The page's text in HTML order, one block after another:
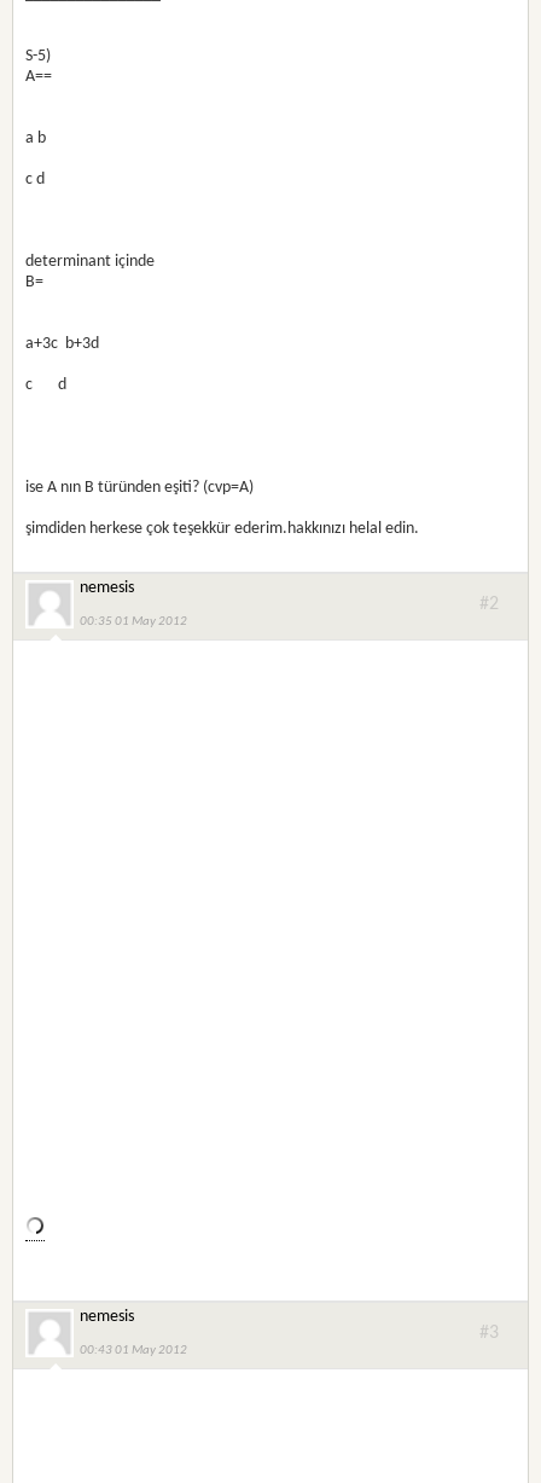
S-5)
A==
a b
c d
determinant içinde
B=
a+3c  b+3d
c       d
ise A nın B türünden eşiti? (cvp=A)
şimdiden herkese çok teşekkür ederim.hakkınızı helal edin.
nemesis
00:35 01 May 2012
#2
nemesis
00:43 01 May 2012
#3